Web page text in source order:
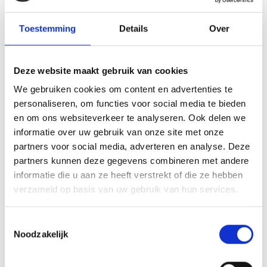
Toestemming Details Over
Deze website maakt gebruik van cookies
We gebruiken cookies om content en advertenties te
personaliseren, om functies voor social media te bieden
en om ons websiteverkeer te analyseren. Ook delen we
informatie over uw gebruik van onze site met onze
partners voor social media, adverteren en analyse. Deze
partners kunnen deze gegevens combineren met andere
informatie die u aan ze heeft verstrekt of die ze hebben
verzameld op basis van uw gebruik van hun services.
Noodzakelijk
Voor distributie via Amazon en internationale platforms
kan het nog enkele dagen extra duren voordat je boek
volledig vindbaar is. Het is verstandig om je ISBN-
aanvraag ruim voor je geplande publicatiedatum in te
uitgaveproces. Meer informatie over wat een ISBN
nummer precies inhoudtvind je in onze uitgebreide
gids.
Hoe Boekenmakers
helpt met ISBN-
registratie en
boekproductie